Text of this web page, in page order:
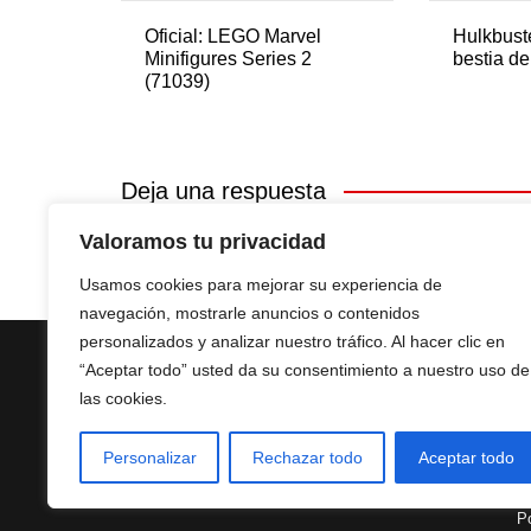
Valoramos tu privacidad
Usamos cookies para mejorar su experiencia de
navegación, mostrarle anuncios o contenidos
personalizados y analizar nuestro tráfico. Al hacer clic en
“Aceptar todo” usted da su consentimiento a nuestro uso de
las cookies.
Personalizar Rechazar todo Aceptar todo
Oficial: LEGO Marvel
Minifigures Series 2
(71039)
bestia
Deja una respuesta
Lo siento, debes estarconectado